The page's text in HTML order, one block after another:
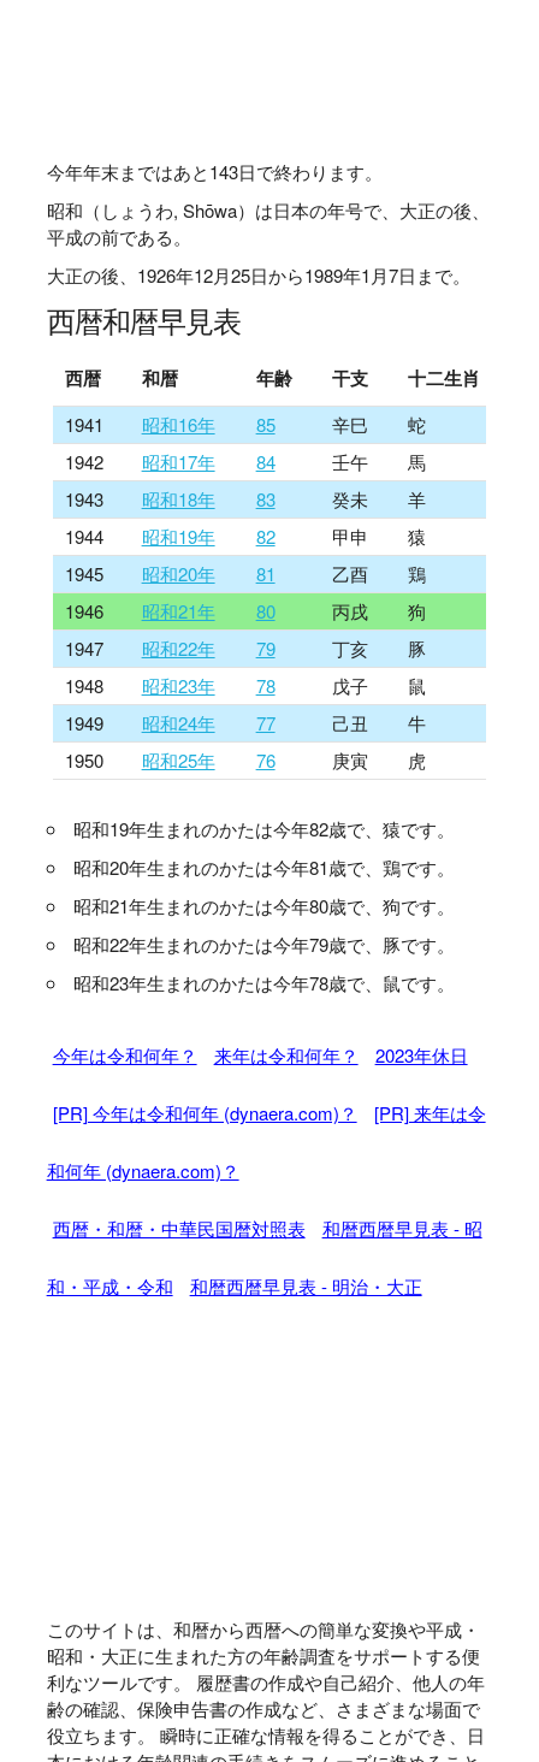
今年年末まではあと143日で終わります。
昭和（しょうわ, Shōwa）は日本の年号で、大正の後、
平成の前である。
大正の後、1926年12月25日から1989年1月7日まで。
西暦和暦早見表
西暦 和暦 年齢 干支 十二生肖
1941 昭和16年 85 辛巳
蛇
1942
昭和17年 84 壬午
馬
1943
昭和18年 83 癸未
羊
1944
昭和19年 82 甲申
猿
1945
昭和20年 81 乙酉
鶏
1946
昭和21年 80 丙戌
狗
1947
昭和22年 79 丁亥
豚
1948
昭和23年 78 戊子
鼠
1949
昭和24年 77 己丑
牛
1950
昭和25年 76 庚寅 虎
昭和19年生まれのかたは今年82歳で、猿です。
昭和20年生まれのかたは今年81歳で、鶏です。
昭和21年生まれのかたは今年80歳で、狗です。
昭和22年生まれのかたは今年79歳で、豚です。
昭和23年生まれのかたは今年78歳で、鼠です。
今年は令和何年？ 来年は令和何年？ 2023年休日
[PR] 今年は令和何年 (dynaera.com)？ [PR] 来年は令
和何年 (dynaera.com)？
西暦・和暦・中華民国暦対照表 和暦西暦早見表 - 昭
和・平成・令和 和暦西暦早見表 - 明治・大正
このサイトは、和暦から西暦への簡単な変換や平成・
昭和・大正に生まれた方の年齢調査をサポートする便
利なツールです。 履歴書の作成や自己紹介、他人の年
齢の確認、保険申告書の作成など、さまざまな場面で
役立ちます。 瞬時に正確な情報を得ることができ、日